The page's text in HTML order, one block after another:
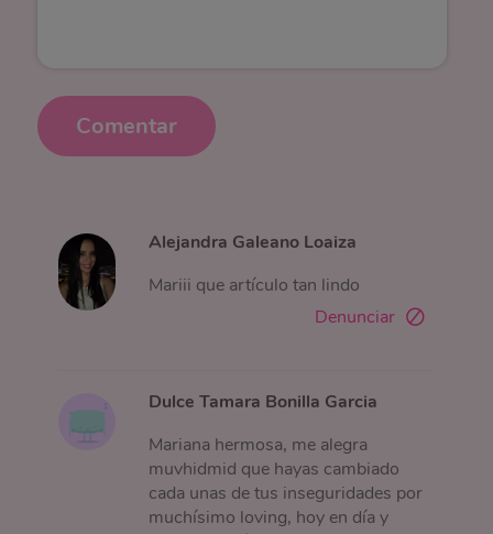
Comentar
Alejandra Galeano Loaiza
Mariii que artículo tan lindo
Denunciar
Dulce Tamara Bonilla Garcia
Mariana hermosa, me alegra
muvhidmid que hayas cambiado
cada unas de tus inseguridades por
muchísimo loving, hoy en día y